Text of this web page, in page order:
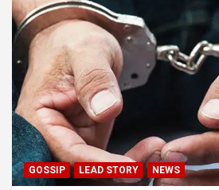
GOSSIP LEAD STORY NEWS